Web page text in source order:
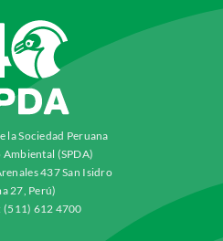
la Sociedad Peruana
(SPDA)
437 San Isidro
27, Perú)
(511) 612 4700